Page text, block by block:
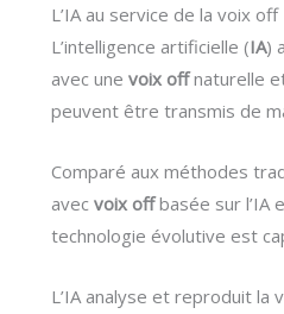
L’IA au service de la voix off
L’intelligence artificielle (IA)
avec unevoix offnaturelle
peuvent être transmis de
Comparé aux méthodes
avecvoix offbasée sur l’IA
technologie évolutive est
L’IA analyse et reproduit la